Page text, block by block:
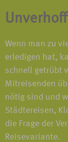
Wenn man zu
erledigen hat,
schnell getrübt
Mitreisenden
nötig sind und
Städtereisen,
die Frage der
Reisevariante.